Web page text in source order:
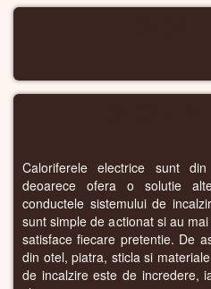
Caloriferele electrice sunt
deoarece ofera o solutie
conductele sistemului de
sunt simple de actionat si au
satisface fiecare pretentie. De
din otel, piatra, sticla si
de incalzire este de incredere,